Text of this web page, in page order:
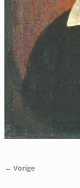
Afbeeldingsnavigatie
← Vorige